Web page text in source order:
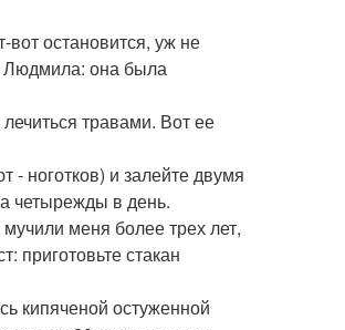
остановится, уж не
Людмила: она была
травами. Вот ее
ноготков) и залейте двумя
четырежды в день.
меня более трех лет,
приготовьте стакан
кипяченой остуженной